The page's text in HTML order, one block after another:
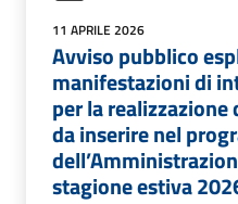
11 APRILE 2026
Avviso pubblico
manifestazioni di
per la
da inserire nel
stagione estiva